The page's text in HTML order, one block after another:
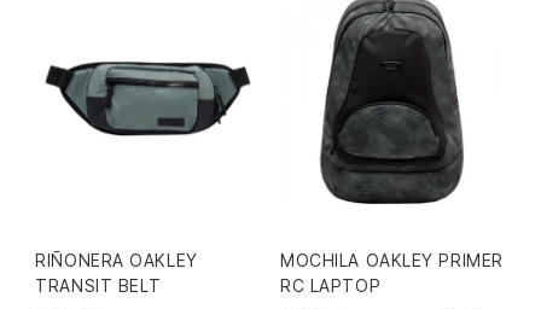
RIÑONERA OAKLEY
TRANSIT BELT
MOCHILA OAKLEY PRIMER
RC LAPTOP